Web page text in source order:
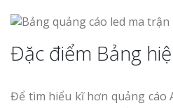
Đặc điểm Bảng
Để tìm hiểu kĩ hơn quảng cáo